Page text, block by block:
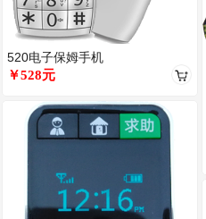
520电子保姆手机
￥528元